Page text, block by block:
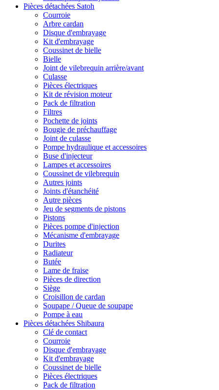
Pièces détachées Satoh
Courroie
Arbre cardan
Disque d'embrayage
Kit d'embrayage
Coussinet de bielle
Bielle
Joint de vilebrequin arrière/avant
Culasse
Pièces électriques
Kit de révision moteur
Pack de filtration
Filtres
Pochette de joints
Bougie de préchauffage
Joint de culasse
Pompe hydraulique et accessoires
Buse d'injecteur
Lampes et accessoires
Coussinet de vilebrequin
Autres joints
Joints d'étanchéité
Autre pièces
Jeu de segments de pistons
Pistons
Pièces pompe d'injection
Mécanisme d'embrayage
Durites
Radiateur
Butée
Lame de fraise
Pièces de direction
Siège
Croisillon de cardan
Soupape / Queue de soupape
Pompe à eau
Pièces détachées Shibaura
Clé de contact
Courroie
Disque d'embrayage
Kit d'embrayage
Coussinet de bielle
Pièces électriques
Pack de filtration